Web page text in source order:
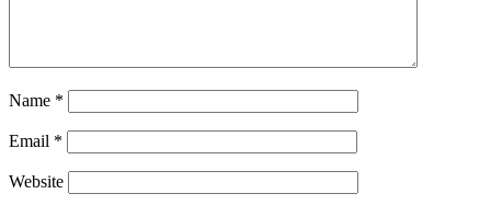
Name *
Email *
Website